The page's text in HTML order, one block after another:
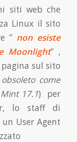
siti web che
Linux il sito
” non esiste
Moonlight” ,
sul sito
come
17.1) per
lo staff di
User Agent